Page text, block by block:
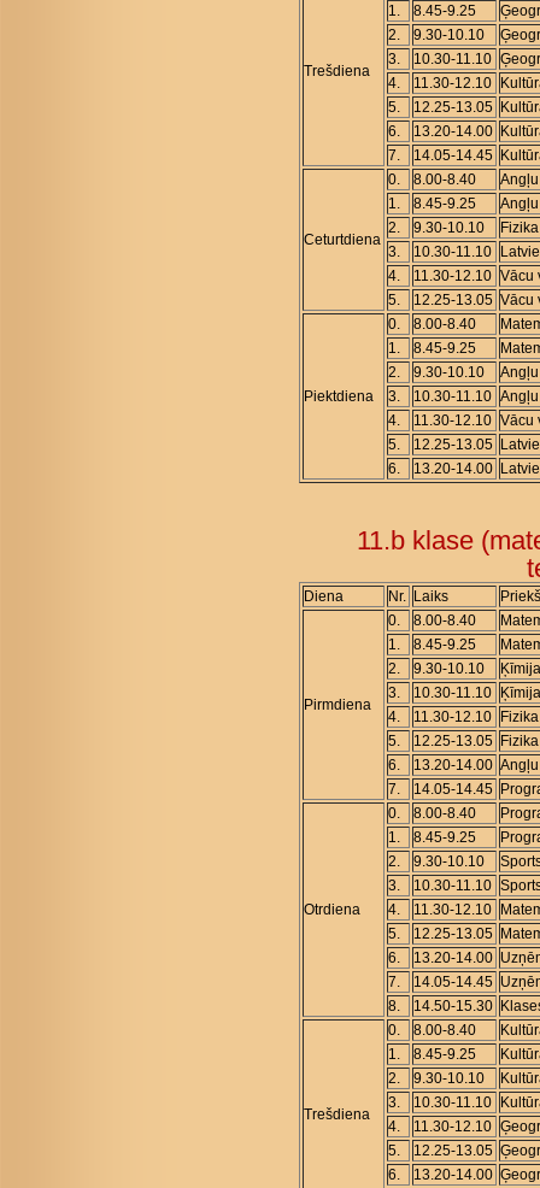
Trešdiena
1.
8.45-9.25
2.
9.30-10.10
3.
10.30-11.10
4.
11.30-12.10
5.
12.25-13.05
6.
13.20-14.00
7.
14.05-14.45
Ceturtdiena
0. 8.00-8.40
1.
8.45-9.25
2.
9.30-10.10
Fizika
3.
10.30-11.10
4.
11.30-12.10 Vācu
5.
12.25-13.05 Vācu
Piektdiena
0. 8.00-8.40
1.
8.45-9.25
2.
9.30-10.10
3.
10.30-11.10
4.
11.30-12.10 Vācu
5.
12.25-13.05
6.
13.20-14.00
11.b klase
Diena Nr. Laiks
Pirmdiena
0. 8.00-8.40
1.
8.45-9.25
2.
9.30-10.10
3.
10.30-11.10
4.
11.30-12.10
Fizika
5.
12.25-13.05 Fizika
6.
13.20-14.00
7.
14.05-14.45
Otrdiena
0. 8.00-8.40
1.
8.45-9.25
2.
9.30-10.10
3.
10.30-11.10
4.
11.30-12.10
5.
12.25-13.05
6.
13.20-14.00
7.
14.05-14.45
8.
14.50-15.30
Trešdiena
0. 8.00-8.40
1.
8.45-9.25
2.
9.30-10.10
3.
10.30-11.10
4.
11.30-12.10
5.
12.25-13.05
6.
13.20-14.00